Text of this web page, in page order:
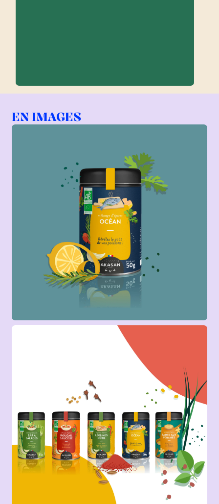
EN IMAGES